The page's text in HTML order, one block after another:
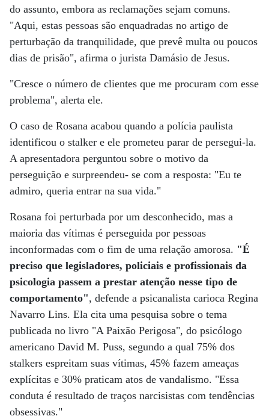
do assunto, embora as reclamações sejam comuns.
"Aqui, estas pessoas são enquadradas no artigo de
perturbação da tranquilidade, que prevê multa ou poucos
dias de prisão", afirma o jurista Damásio de Jesus.
"Cresce o número de clientes que me procuram com esse
problema", alerta ele.
O caso de Rosana acabou quando a polícia paulista
identificou o stalker e ele prometeu parar de persegui-la.
A apresentadora perguntou sobre o motivo da
perseguição e surpreendeu- se com a resposta: "Eu te
admiro, queria entrar na sua vida."
Rosana foi perturbada por um desconhecido, mas a
maioria das vítimas é perseguida por pessoas
inconformadas com o fim de uma relação amorosa. "É
preciso que legisladores, policiais e profissionais da
psicologia passem a prestar atenção nesse tipo de
comportamento", defende a psicanalista carioca Regina
Navarro Lins. Ela cita uma pesquisa sobre o tema
publicada no livro "A Paixão Perigosa", do psicólogo
americano David M. Puss, segundo a qual 75% dos
stalkers espreitam suas vítimas, 45% fazem ameaças
explícitas e 30% praticam atos de vandalismo. "Essa
conduta é resultado de traços narcisistas com tendências
obsessivas."